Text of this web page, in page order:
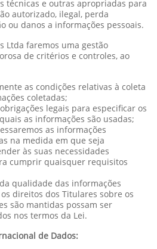
técnicas e outras apropriadas para
autorizado, ilegal, perda
ou danos a informações pessoais.
Ltda faremos uma gestão
de critérios e controles, ao
as condições relativas à coleta
coletadas;
legais para especificar os
as informações são usadas;
as informações
na medida em que seja
às suas necessidades
cumprir quaisquer requisitos
qualidade das informações
direitos dos Titulares sobre os
são mantidas possam ser
nos termos da Lei.
de Dados: